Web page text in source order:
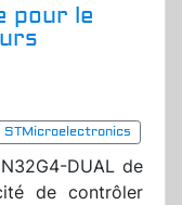
pour le
STMicroelectronics
DUAL de
de contrôler